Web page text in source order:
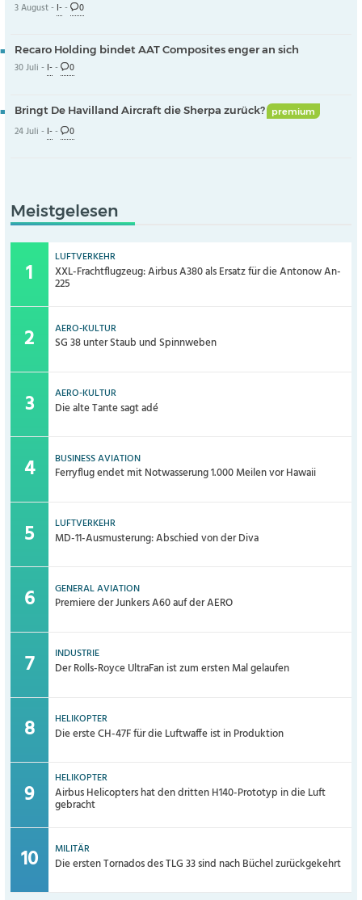
3 August - I-- 0
Recaro Holding bindet AAT Composites enger an sich
30 Juli - I-- 0
Bringt De Havilland Aircraft die Sherpa zurück? premium
24 Juli - I-- 0
Meistgelesen
LUFTVERKEHR
XXL-Frachtflugzeug: Airbus A380 als Ersatz für die Antonow An-
225
AERO-KULTUR
SG 38 unter Staub und Spinnweben
AERO-KULTUR
Die alte Tante sagt adé
BUSINESS AVIATION
Ferryflug endet mit Notwasserung 1.000 Meilen vor Hawaii
LUFTVERKEHR
MD-11-Ausmusterung: Abschied von der Diva
GENERAL AVIATION
Premiere der Junkers A60 auf der AERO
INDUSTRIE
Der Rolls-Royce UltraFan ist zum ersten Mal gelaufen
HELIKOPTER
Die erste CH-47F für die Luftwaffe ist in Produktion
HELIKOPTER
Airbus Helicopters hat den dritten H140-Prototyp in die Luft
gebracht
MILITÄR
Die ersten Tornados des TLG 33 sind nach Büchel zurückgekehrt